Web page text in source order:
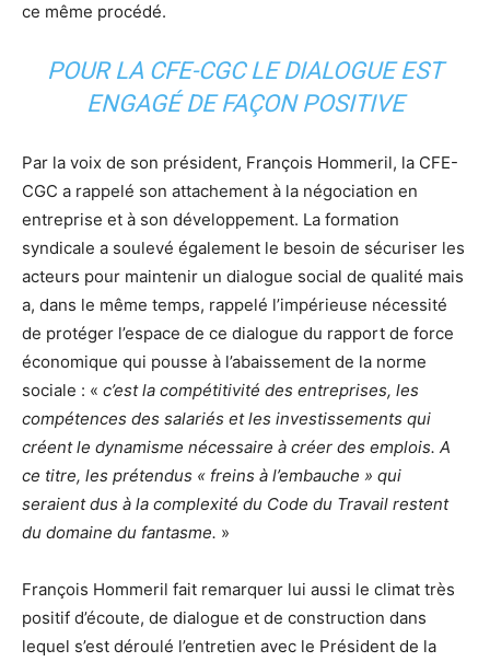
ce même procédé.
POUR LA CFE-CGC LE DIALOGUE EST
ENGAGÉ DE FAÇON POSITIVE
Par la voix de son président, François Hommeril, la CFE-
CGC a rappelé son attachement à la négociation en
entreprise et à son développement. La formation
syndicale a soulevé également le besoin de sécuriser les
acteurs pour maintenir un dialogue social de qualité mais
a, dans le même temps, rappelé l’impérieuse nécessité
de protéger l’espace de ce dialogue du rapport de force
économique qui pousse à l’abaissement de la norme
sociale : « c’est la compétitivité des entreprises, les
compétences des salariés et les investissements qui
créent le dynamisme nécessaire à créer des emplois. A
ce titre, les prétendus « freins à l’embauche » qui
seraient dus à la complexité du Code du Travail restent
du domaine du fantasme. »
François Hommeril fait remarquer lui aussi le climat très
positif d’écoute, de dialogue et de construction dans
lequel s’est déroulé l’entretien avec le Président de la